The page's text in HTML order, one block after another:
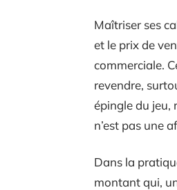
Maîtriser ses
et le prix de
commerciale.
revendre,
épingle du jeu,
n’est pas une
Dans la
montant qui,